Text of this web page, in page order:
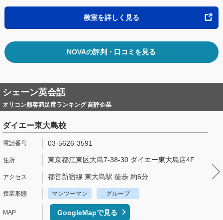
教室を詳しく見る
NOVAの評判・口コミを見る
シェーン英会話
オリコン顧客満足度ランキング 高評企業
ダイエー東大島校
03-5626-3591
東京都江東区大島7-38-30 ダイエー東大島店4F
都営新宿線 東大島駅 徒歩 約6分
マンツーマン グループ
GoogleMapで見る